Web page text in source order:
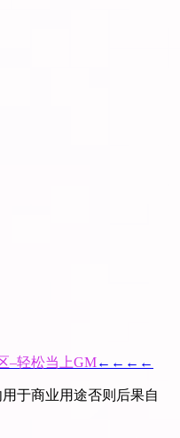
–轻松当上GM←←←←
于商业用途否则后果自